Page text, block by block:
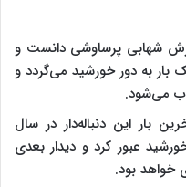
شهابی پرساوشی دانست و
دنباله‌دار هر ۱۳۳ سال یک بار به دور خورشید می‌گردد و
می‌شود.
بار این دنباله‌دار در سال
خورشید عبور کرد و دیدار بعدی